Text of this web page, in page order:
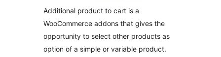
Additional product to cart is a
WooCommerce addons that gives the
opportunity to select other products as
option of a simple or variable product.